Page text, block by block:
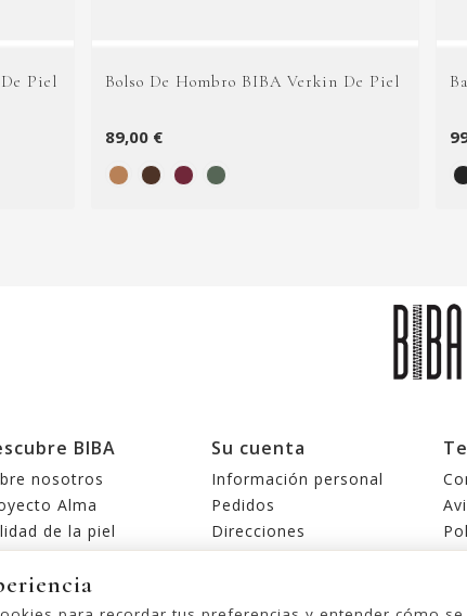
Piel Bolso De Hombro BIBA Verkin De Piel
89,00 €
BIBA
nosotros
Alma
de la piel
Su cuenta
Información personal
Pedidos
Direcciones
Cupones de descuento